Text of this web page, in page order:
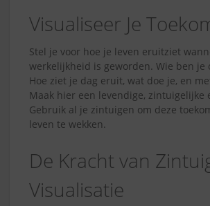
Visualiseer Je
Stel je voor hoe je leven eruitziet
werkelijkheid is geworden. Wie ben je
Hoe ziet je dag eruit, wat doe je, en
Maak hier een levendige, zintuigelijke
Gebruik al je zintuigen om deze
leven te wekken.
De Kracht van
Visualisatie